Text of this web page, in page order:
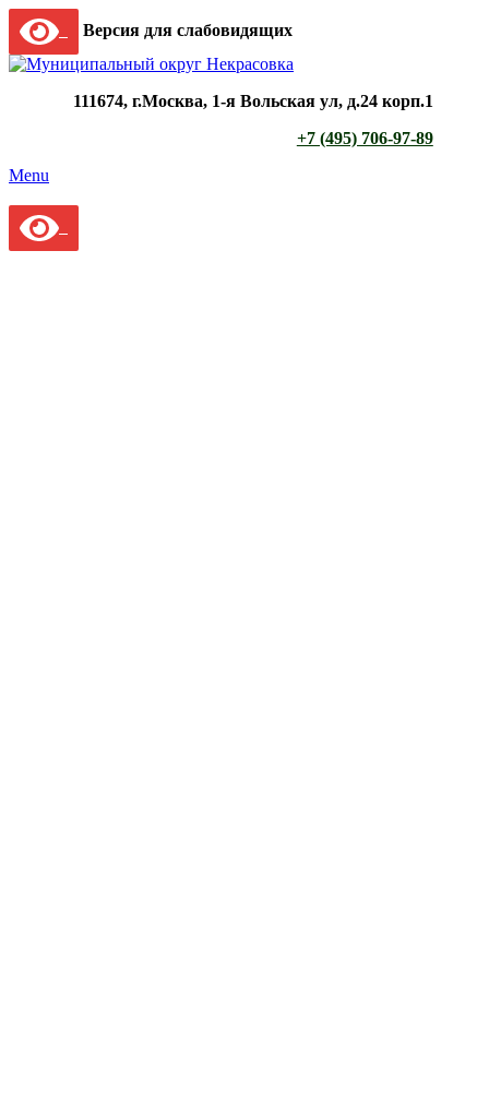
Версия для слабовидящих
111674, г.Москва, 1-я Вольская ул, д.24 корп.1
+7 (495) 706-97-89
Menu